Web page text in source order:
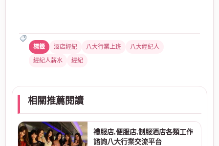
酒店經紀 八大行業上班
八大經紀人
經紀人薪水
經紀
相關推薦閱讀
禮服店,便服店,制服酒店各類工作
諮詢八大行業交流平台